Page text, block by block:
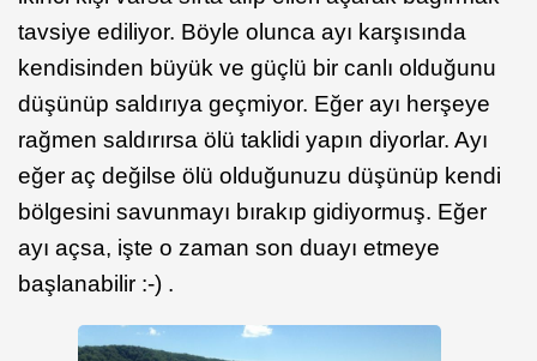
tavsiye ediliyor. Böyle olunca ayı karşısında
kendisinden büyük ve güçlü bir canlı olduğunu
düşünüp saldırıya geçmiyor. Eğer ayı herşeye
rağmen saldırırsa ölü taklidi yapın diyorlar. Ayı
eğer aç değilse ölü olduğunuzu düşünüp kendi
bölgesini savunmayı bırakıp gidiyormuş. Eğer
ayı açsa, işte o zaman son duayı etmeye
başlanabilir :-) .